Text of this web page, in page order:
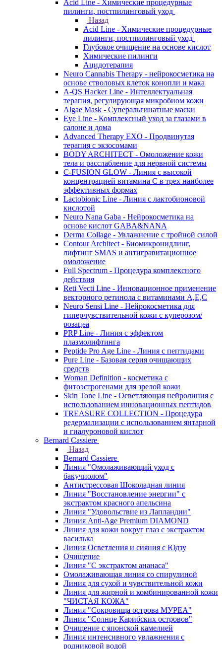
Acid Line - Химические процедурные
пилинги, постпилинговый уход
Назад
Acid Line - Химические процедурные
пилинги, постпилинговый уход
Глубокое очищение на основе кислот
Химические пилинги
Ацидотерапия
Neuro Cannabis Therapy - нейрокосметика на
основе стволовых клеток конопли и мака
A-QS Hacker Line - Интеллектуальная
терапия, регулирующая микробиом кожи
Algae Mask - Суперальгинатные маски
Eye Line - Комплексный уход за глазами в
салоне и дома
Advanced Therapy EXO - Продвинутая
терапия с экзосомами
BODY ARCHITECT - Омоложение кожи
тела и расслабление для нервной системы
C-FUSION GLOW - Линия с высокой
концентрацией витамина C в трех наиболее
эффективных формах
Lactobionic Line - Линия с лактобионовой
кислотой
Neuro Nana Gaba - Нейрокосметика на
основе кислот GABA&NANA
Derma Collage - Увлажнение с тройной силой
Contour Architect - Биомикронидлинг,
лифтинг SMAS и антигравитационное
омоложение
Full Spectrum - Процедура комплексного
действия
Reti Vecti Line - Инновационное применение
векторного ретинола с витаминами A,Е,С
Neuro Sensi Line - Нейрокосметика для
гиперчувствительной кожи с куперозом/
розацеа
PRP Line - Линия с эффектом
плазмолифтинга
Peptide Pro Age Line - Линия с пептидами
Pure Line - Базовая серия очищающих
средств
Woman Definition - косметика с
фитоэстрогенами для зрелой кожи
Skin Tone Line - Осветляющая нейролиния с
использованием инновационных пептидов
TREASURE COLLECTION - Процедура
редермализации с использованием янтарной
и гиалуроновой кислот
Bernard Cassiere
Назад
Bernard Cassiere
Линия "Омолаживающий уход с
бакучиолом"
Антистрессовая Шоколадная линия
Линия "Восстановление энергии" с
экстрактом красного апельсина
Линия "Удовольствие из Лапландии"
Линия Anti-Age Premium DIAMOND
Линия для кожи вокруг глаз с экстрактом
василька
Линия Осветления и сияния с Юдзу
Очищение
Линия "С экстрактом ананаса"
Омолаживающая линия со спирулиной
Линия для сухой и чувствительной кожи
Линия для жирной и комбинированной кожи
"ЧИСТАЯ КОЖА"
Линия "Сокровища острова МУРЕА"
Линия "Солнце Карибских островов"
Очищение с японской камелией
Линия интенсивного увлажнения с
родниковой водой